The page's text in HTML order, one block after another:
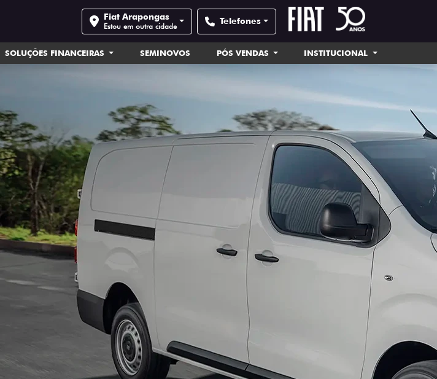
Fiat Arapongas
Estou em outra cidade Telefones
SOLUÇÕES FINANCEIRAS SEMINOVOS PÓS VENDAS INSTITUCIONAL